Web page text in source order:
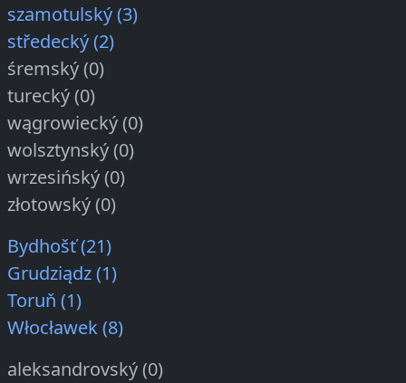
szamotulský (3)
středecký (2)
śremský (0)
turecký (0)
wągrowiecký (0)
wolsztynský (0)
wrzesińský (0)
złotowský (0)
Bydhošť (21)
Grudziądz (1)
Toruň (1)
Włocławek (8)
aleksandrovský (0)